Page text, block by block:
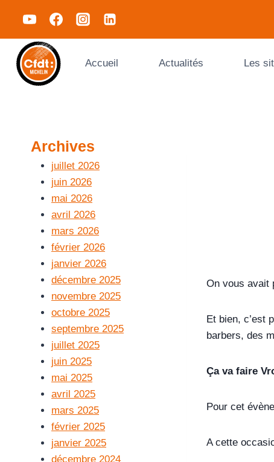
Accueil Actualités Les
On vous avait
Et bien, c’est
barbers, des
Ça va faire
Pour cet
A cette
Archives
juillet 2026
juin 2026
mai 2026
avril 2026
mars 2026
février 2026
janvier 2026
décembre 2025
novembre 2025
octobre 2025
septembre 2025
juillet 2025
juin 2025
mai 2025
avril 2025
mars 2025
février 2025
janvier 2025
décembre 2024